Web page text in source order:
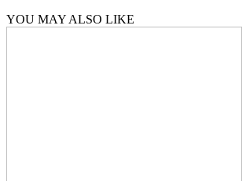
YOU MAY ALSO LIKE